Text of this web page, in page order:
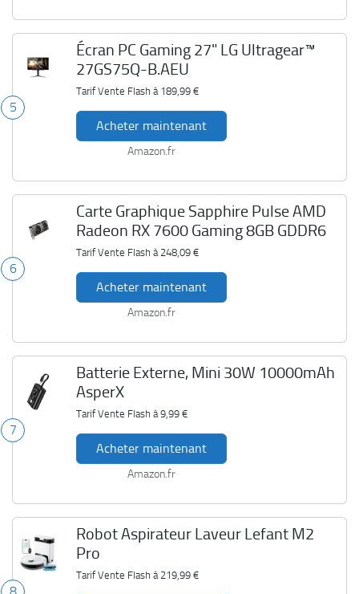
5
Écran PC Gaming 27" LG Ultragear™
27GS75Q-B.AEU
Tarif Vente Flash à 189,99 €
Acheter maintenant
Amazon.fr
6
Carte Graphique Sapphire Pulse AMD
Radeon RX 7600 Gaming 8GB GDDR6
Tarif Vente Flash à 248,09 €
Acheter maintenant
Amazon.fr
7
Batterie Externe, Mini 30W 10000mAh
AsperX
Tarif Vente Flash à9,99 €
Acheter maintenant
Amazon.fr
8
Robot Aspirateur Laveur Lefant M2
Pro
Tarif Vente Flash à 219,99 €